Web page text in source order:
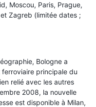
Moscou, Paris, Prague,
Zagreb (limitée dates ;
Bologne a
principale du
relié avec les autres
2008, la nouvelle
est disponible à Milan,